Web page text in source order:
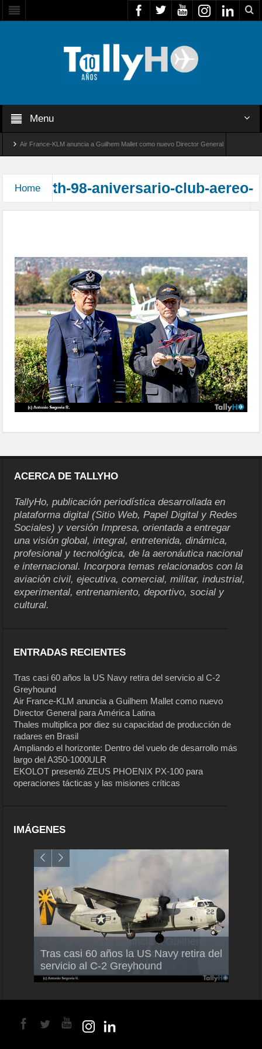
Menu
Air France-KLM anuncia a Guilhem Mallet como nuevo Director General para América
Home th-98-aniversario-club-aereo-
de-santiago-77
ACERCA DE TALLYHO
TallyHo, publicación periodística desarrollada en
plataforma digital (Sitio Web, Papel Digital y Redes
Sociales) y versión Impresa, orientada a entregar
una visión global, integral, entretenida, dinámica,
profesional y tecnológica, de la aeronáutica nacional
e internacional. Incorpora temas relacionados con la
aviación civil, ejecutiva, comercial, militar, industrial,
experimental, entrenamiento, deportivo, social y
cultural.
ENTRADAS RECIENTES
Tras casi 60 años la US Navy retira del servicio al C-2
Greyhound
Air France-KLM anuncia a Guilhem Mallet como nuevo
Director General para América Latina
Thales multiplica por diez su capacidad de producción de
radares en Brasil
Ampliando el horizonte: Dentro del vuelo de desarrollo más
largo del A350-1000ULR
EKOLOT presentó ZEUS PHOENIX PX-100 para
operaciones tácticas y las misiones críticas
IMÁGENES
Tras casi 60 años la US Navy retira del
servicio al C-2 Greyhound
Air France-KLM anuncia a Guilhem
Mallet como nuevo Director General
para América Latina